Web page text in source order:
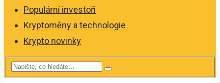
Populární investoři
Kryptoměny a technologie
Krypto novinky